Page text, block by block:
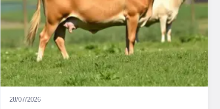
28/07/2026